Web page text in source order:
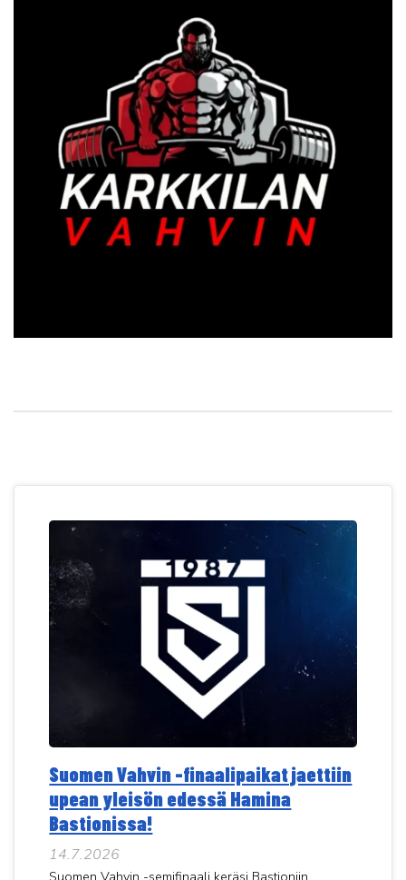
Suomen Vahvin -finaalipaikat jaettiin
upean yleisön edessä Hamina
Bastionissa!
14.7.2026